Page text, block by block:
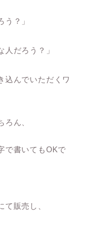
う？」
人だろう？」
込んでいただくワ
ろん、
で書いてもOKで
販売し、